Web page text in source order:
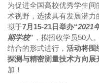
为促进全国高校优秀学生
术视野，选拔具有发展潜
拟于7月 15-21 日举办“2021
期学校” ，拟招收学员50人
结合的形式进行， 活动将围
探测与精密测量技术方向展
加！